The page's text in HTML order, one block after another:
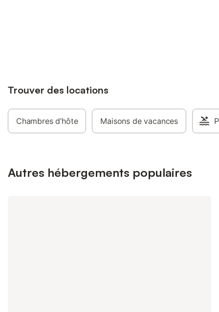
Trouver des locations
Chambres d’hôte Maisons de vacances
Autres hébergements populaires